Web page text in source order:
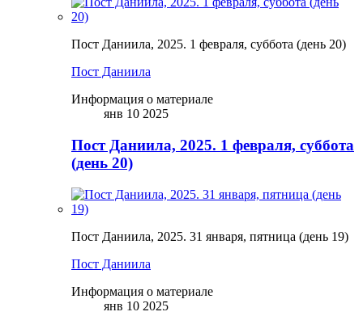
Пост Даниила, 2025. 1 февраля, суббота (день 20)
Пост Даниила
Информация о материале
янв 10 2025
Пост Даниила, 2025. 1 февраля, суббота
(день 20)
Пост Даниила, 2025. 31 января, пятница (день 19)
Пост Даниила
Информация о материале
янв 10 2025